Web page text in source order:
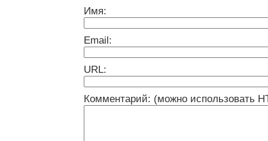
Имя:
Email:
URL:
Комментарий: (можно использовать